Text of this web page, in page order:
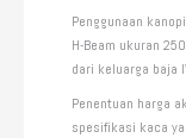
Penggunaan
H-Beam ukuran
dari keluarga baja
Penentuan harga
spesifikasi kaca